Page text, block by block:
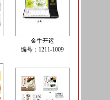
金牛开运
编号：1211-1009